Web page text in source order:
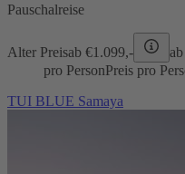
Pauschalreise
Alter Preisab €1.099,-
pro PersonPreis pro
TUI BLUE Samaya